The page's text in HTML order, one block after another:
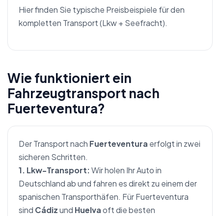
Hier finden Sie typische Preisbeispiele für den
kompletten Transport (Lkw + Seefracht).
Wie funktioniert ein
Fahrzeugtransport nach
Fuerteventura?
Der Transport nach Fuerteventura erfolgt in zwei
sicheren Schritten.
1. Lkw-Transport:Wir holen Ihr Auto in
Deutschland ab und fahren es direkt zu einem der
spanischen Transporthäfen. Für Fuerteventura
sind Cádizund Huelvaoft die besten